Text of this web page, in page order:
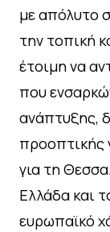
με απόλυτο
την τοπική
έτοιμη να
που
ανάπτυξης,
προοπτικής
για τη
Ελλάδα και
ευρωπαϊκό